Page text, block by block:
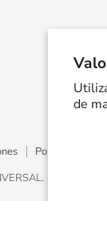
de
Política de